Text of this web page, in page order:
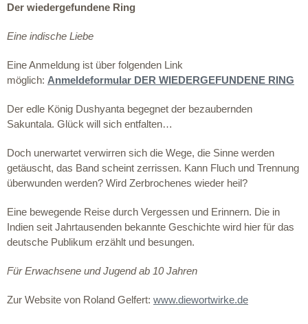
Der wiedergefundene Ring
Eine indische Liebe
Eine Anmeldung ist über folgenden Link
möglich: Anmeldeformular DER WIEDERGEFUNDENE RING
Der edle König Dushyanta begegnet der bezaubernden
Sakuntala. Glück will sich entfalten…
Doch unerwartet verwirren sich die Wege, die Sinne werden
getäuscht, das Band scheint zerrissen. Kann Fluch und Trennung
überwunden werden? Wird Zerbrochenes wieder heil?
Eine bewegende Reise durch Vergessen und Erinnern. Die in
Indien seit Jahrtausenden bekannte Geschichte wird hier für das
deutsche Publikum erzählt und besungen.
Für Erwachsene und Jugend ab 10 Jahren
Zur Website von Roland Gelfert: www.diewortwirke.de